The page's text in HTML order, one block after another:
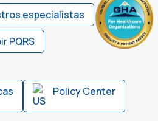
especialistas
PQRS
Policy Center